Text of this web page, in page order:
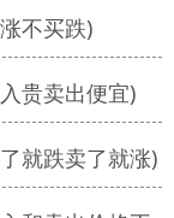
不买跌)
贵卖出便宜)
就跌卖了就涨)